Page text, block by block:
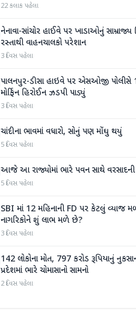
22 કલાક પહેલા
નેનાવા-સાંચોર હાઈવે પર ખાડાઓનું સામ્રાજ્ય
રસ્તાથી વાહનચાલકો પરેશાન
3 દિવસ પહેલા
પાલનપુર-ડીસા હાઇવે પર એસઓજી પોલીસે
મોર્ફિન હિરોઈન ઝડપી પાડ્યું
3 દિવસ પહેલા
ચાંદીના ભાવમાં વધારો, સોનું પણ મોંઘુ થયું
5 દિવસ પહેલા
આજે આ રાજ્યોમાં ભારે પવન સાથે
5 દિવસ પહેલા
SBI માં 12 મહિનાની FD પર કેટલું વ્યાજ
નાગરિકોને શું લાભ મળે છે?
3 દિવસ પહેલા
142 લોકોના મોત, 797 કરોડ રૂપિયાનું
પ્રદેશમાં ભારે ચોમાસાનો સામનો
2 દિવસ પહેલા